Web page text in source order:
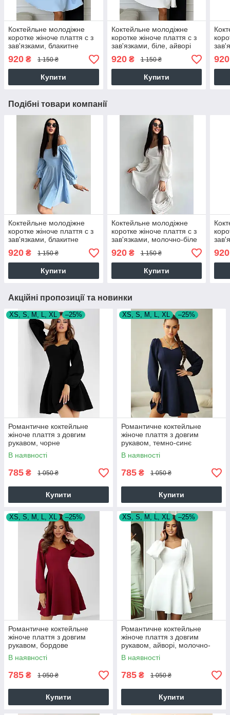
Коктейльне молодіжне
коротке жіноче плаття с з
зав'язками, блакитне
920 ₴ 1 150 ₴
Купити
Коктейльне молодіжне
коротке жіноче плаття с з
зав'язками, біле, айворі
920₴ 1 150 ₴
Купити
920
Подібні товари компанії
Коктейльне молодіжне
коротке жіноче плаття с з
зав'язками, блакитне
920 ₴ 1 150 ₴
Купити
Коктейльне молодіжне
коротке жіноче плаття с з
зав'язками, молочно-біле
920₴ 1 150 ₴
Купити
920
Акційні пропозиції та новинки
XS, S, M, L, XL –25%
Романтичне коктейльне
жіноче плаття з довгим
рукавом, чорне
В наявності
785 ₴ 1 050 ₴
Купити
XS, S, M, L, XL –25%
Романтичне коктейльне
жіноче плаття з довгим
рукавом, темно-синє
В наявності
785 ₴ 1 050 ₴
Купити
XS, S, M, L, XL –25%
Романтичне коктейльне
жіноче плаття з довгим
рукавом, бордове
В наявності
785 ₴ 1 050 ₴
Купити
XS, S, M, L, XL –25%
Романтичне коктейльне
жіноче плаття з довгим
рукавом, айворі, молочно-
біле
В наявності
785 ₴ 1 050 ₴
Купити